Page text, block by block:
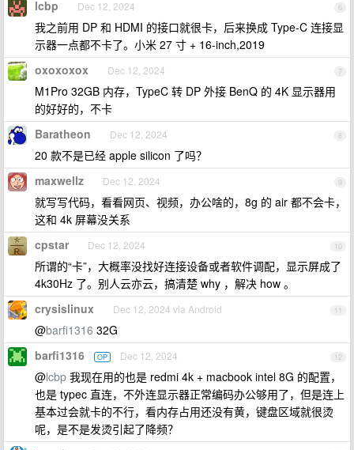
6
lcbp Dec 12, 2024
我之前用 DP 和 HDMI 的接口就很卡，后来换成 Type-C 连接显
示器一点都不卡了。小米 27 寸 + 16-inch,2019
7
oxoxoxox Dec 12, 2024
M1Pro 32GB 内存，TypeC 转 DP 外接 BenQ 的 4K 显示器用
的好好的，不卡
8
Baratheon Dec 12, 2024
20 款不是已经 apple silicon 了吗？
9
maxwellz Dec 12, 2024
就写写代码，看看网页、视频，办公啥的，8g 的 air 都不会卡，
这和 4k 屏幕没关系
10
cpstar Dec 12, 2024
所谓的“卡”，大概率没找好连接设备或者软件调配，显示屏成了
4k30Hz 了。别人云亦云，搞清楚 why ，解决 how 。
11
crysislinux Dec 12, 2024 via Android
@barfi1316 32G
12
barfi1316 OP Dec 12, 2024
@lcbp 我现在用的也是 redmi 4k + macbook intel 8G 的配置，
也是 typec 直连，不外连显示器正常编码办公够用了，但是连上
基本过会就卡的不行，看内存占用还没有黄，键盘区域就很烫
呢，是不是发烫引起了降频？